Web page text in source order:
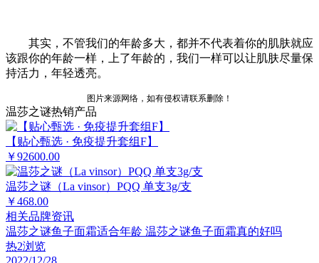
其实，不管我们的年龄多大，都并不代表着你的肌肤就应
该跟你的年龄一样，上了年龄的，我们一样可以让肌肤尽量保
持活力，年轻透亮。
图片来源网络，如有侵权请联系删除！
温莎之谜热销产品
【贴心甄选 · 免疫提升套组F】
￥92600.00
温莎之谜（La vinsor）PQQ 单支3g/支
￥468.00
相关品牌资讯
温莎之谜鱼子面霜适合年龄 温莎之谜鱼子面霜真的好吗
热2浏览